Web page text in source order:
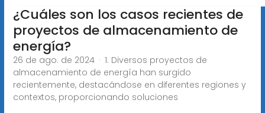
¿Cuáles son los casos recientes de
proyectos de almacenamiento de
energía?
26 de ago. de 2024 · 1. Diversos proyectos de
almacenamiento de energía han surgido
recientemente, destacándose en diferentes regiones y
contextos, proporcionando soluciones